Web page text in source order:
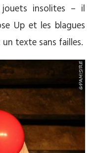
insolites – il
Up et les blagues
texte sans failles.